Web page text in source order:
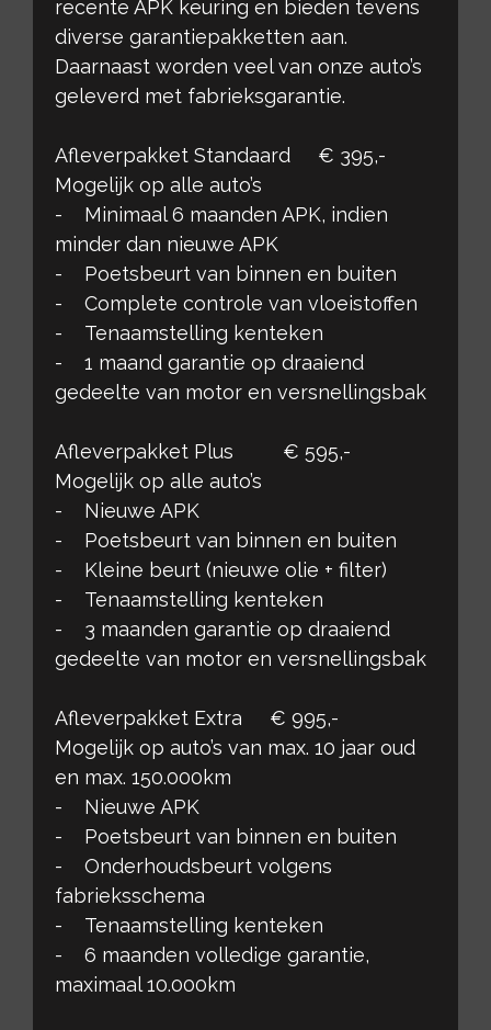
recente APK keuring en bieden tevens
diverse garantiepakketten aan.
Daarnaast worden veel van onze auto’s
geleverd met fabrieksgarantie.
Afleverpakket Standaard € 395,-
Mogelijk op alle auto’s
- Minimaal 6 maanden APK, indien
minder dan nieuwe APK
- Poetsbeurt van binnen en buiten
- Complete controle van vloeistoffen
- Tenaamstelling kenteken
- 1 maand garantie op draaiend
gedeelte van motor en versnellingsbak
Afleverpakket Plus € 595,-
Mogelijk op alle auto’s
- Nieuwe APK
- Poetsbeurt van binnen en buiten
- Kleine beurt (nieuwe olie + filter)
- Tenaamstelling kenteken
- 3 maanden garantie op draaiend
gedeelte van motor en versnellingsbak
Afleverpakket Extra € 995,-
Mogelijk op auto’s van max. 10 jaar oud
en max. 150.000km
- Nieuwe APK
- Poetsbeurt van binnen en buiten
- Onderhoudsbeurt volgens
fabrieksschema
- Tenaamstelling kenteken
- 6 maanden volledige garantie,
maximaal 10.000km